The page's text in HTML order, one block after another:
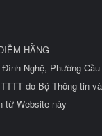
HẰNG
Nghệ, Phường
do Bộ Thông tin
từ Website này